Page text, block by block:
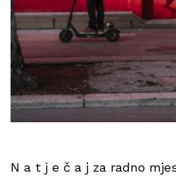
N a t j e č a j za radno